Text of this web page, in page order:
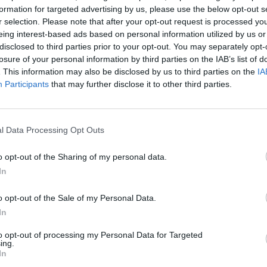
for targeted advertising by us, please use the below opt-out
selection. Please note that after your opt-out request is processed
interest-based ads based on personal information utilized by us
to third parties prior to your opt-out. You may separately
of your personal information by third parties on the IAB’s list of
This information may also be disclosed by us to third parties on the
Participants that may further disclose it to other third parties.
Data Processing Opt Outs
opt-out of the Sharing of my personal data.
opt-out of the Sale of my Personal Data.
opt-out of processing my Personal Data for Targeted
Unió azok és azon vállalatok, jogi személyek körét,
sújthatók az ukrán válság miatt - derült ki az
csúcstalálkozóján szerda éjjel elfogadott
tartja a szankciókat.
Megosztás Medvegyev: értelmetlenek a szankciók
új nemzetközi szankciókat csütörtökön Dmitrij
portfolio.hu hírarchívumához tartozik, melynek olvasása